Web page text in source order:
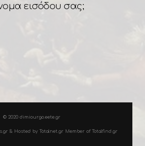
εισόδου σας;
© 2020 dimiourgo.eete.gr
& Hosted by Totalnet.gr Member of Totalfind.gr